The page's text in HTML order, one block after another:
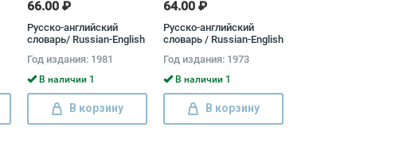
66.00 ₽
Русско-английский
словарь/ Russian-English
Год издания: 1981
В наличии 1
В корзину
64.00 ₽
Русско-английский
словарь / Russian-English
Год издания: 1973
В наличии 1
В корзину